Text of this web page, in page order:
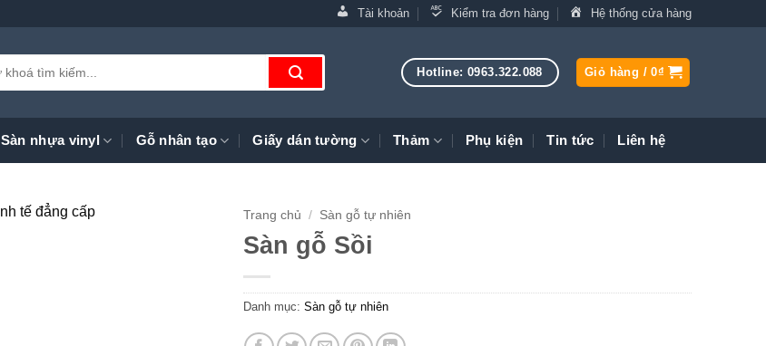
Tài khoản Kiểm tra đơn hàng Hệ thống cửa hàng
Hotline: 0963.322.088 Giỏ hàng /0₫
Sàn nhựa vinyl Gỗ nhân tạo Giấy dán tường Thảm Phụ kiện Tin tức Liên hệ
Trang chủ / Sàn gỗ tự nhiên
Sàn gỗ Sồi
Danh mục: Sàn gỗ tự nhiên